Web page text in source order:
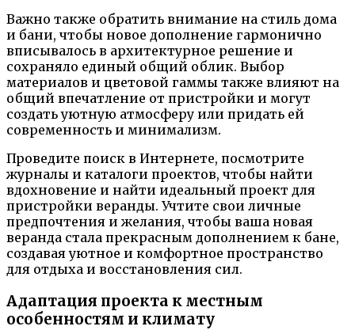
Важно также обратить внимание на стиль дома
и бани, чтобы новое дополнение гармонично
вписывалось в архитектурное решение и
сохраняло единый общий облик. Выбор
материалов и цветовой гаммы также влияют на
общий впечатление от пристройки и могут
создать уютную атмосферу или придать ей
современность и минимализм.
Проведите поиск в Интернете, посмотрите
журналы и каталоги проектов, чтобы найти
вдохновение и найти идеальный проект для
пристройки веранды. Учтите свои личные
предпочтения и желания, чтобы ваша новая
веранда стала прекрасным дополнением к бане,
создавая уютное и комфортное пространство
для отдыха и восстановления сил.
Адаптация проекта к местным
особенностям и климату